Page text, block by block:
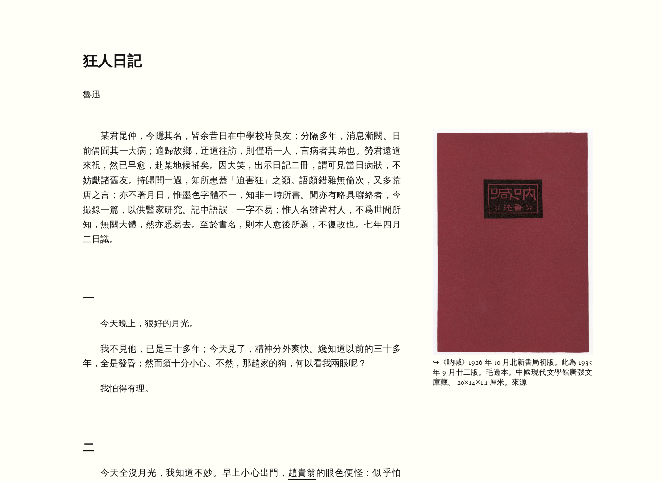
狂人日記
魯迅
↪ 《吶喊》 1926 年 10 月北新書局初版。此為 1935
年 9 月卄二版。毛邊本。中國現代文學館唐弢文
庫藏。 20×14×1.1 厘米。來源
某君昆仲 ， 今隱其名 ， 皆余昔日在中學校時良友 ； 分隔多年 ， 消息漸闕。
日
前偶聞其一大病 ； 適歸故鄉 ， 迂道往訪 ， 則僅晤一人 ， 言病者其弟也。 勞君遠道
來視 ， 然已早愈 ， 赴某地候補矣。 因大笑 ， 出示日記二冊 ， 謂可見當日病狀 ， 不
妨獻諸舊友。 持歸閱一過 ， 知所患蓋 「 迫害狂 」 之類。 語頗錯雜無倫次 ， 又多荒
唐之言 ； 亦不著月日 ，惟墨色字體不一 ， 知非一時所書。 閒亦有略具聯絡者 ， 今
撮錄一篇 ， 以供醫家研究。 記中語誤 ， 一字不易 ； 惟人名雖皆村人 ， 不爲世間所
知 ， 無關大體 ， 然亦悉易去。 至於書名 ， 則本人愈後所題 ， 不復改也。 七年四月
二日識。
一
今天晚上 ， 狠好的月光。
我不見他 ， 已是三十多年 ； 今天見了 ， 精神分外爽快。 纔知道以前的三十多
年 ， 全是發昏 ； 然而須十分小心。 不然 ， 那趙家的狗 ，何以看我兩眼呢 ？
我怕得有理。
二
今天全沒月光 ， 我知道不妙。 早上小心出門 ， 趙貴翁的眼色便怪 ：似乎怕